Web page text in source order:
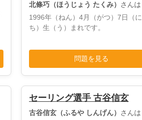
北條巧（ほうじょう たくみ）
さんは
1996年（ねん）4月（がつ）7日（に
ち）生（う）まれです。
問題を見る
セーリング選手 古谷信玄
古谷信玄（ふるや しんげん）
さんは